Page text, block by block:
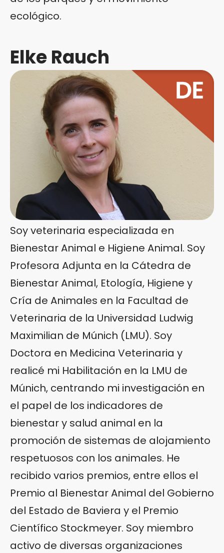
ecológico.
Elke Rauch
Soy veterinaria especializada en
Bienestar Animal e Higiene Animal. Soy
Profesora Adjunta en la Cátedra de
Bienestar Animal, Etología, Higiene y
Cría de Animales en la Facultad de
Veterinaria de la Universidad Ludwig
Maximilian de Múnich (LMU). Soy
Doctora en Medicina Veterinaria y
realicé mi Habilitación en la LMU de
Múnich, centrando mi investigación en
el papel de los indicadores de
bienestar y salud animal en la
promoción de sistemas de alojamiento
respetuosos con los animales. He
recibido varios premios, entre ellos el
Premio al Bienestar Animal del Gobierno
del Estado de Baviera y el Premio
Científico Stockmeyer. Soy miembro
activo de diversas organizaciones